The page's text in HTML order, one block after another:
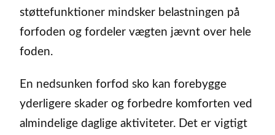
støttefunktioner mindsker belastningen på
forfoden og fordeler vægten jævnt over hele
foden.
En nedsunken forfod sko kan forebygge
yderligere skader og forbedre komforten ved
almindelige daglige aktiviteter. Det er vigtigt